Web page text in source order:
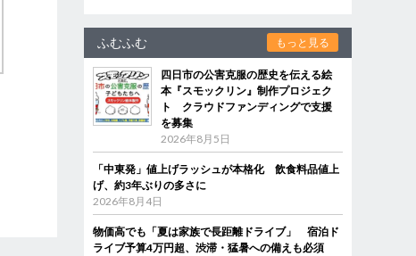
ふむふむ もっと見る
四日市の公害克服の歴史を伝える絵
本『スモックリン』制作プロジェク
ト クラウドファンディングで支援
を募集
2026年8月5日
「中東発」値上げラッシュが本格化 飲食料品値上
げ、約3年ぶりの多さに
2026年8月4日
物価高でも「夏は家族で長距離ドライブ」 宿泊ド
ライブ予算4万円超、渋滞・猛暑への備えも必須